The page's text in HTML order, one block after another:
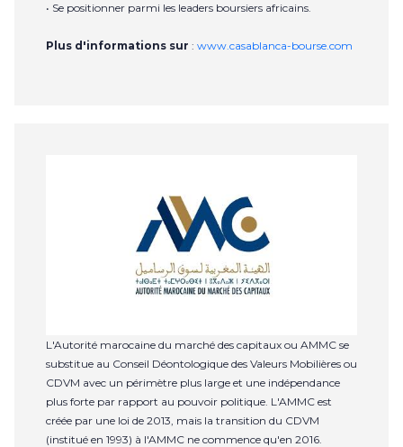
• Se positionner parmi les leaders boursiers africains.
Plus d'informations sur : www.casablanca-bourse.com
L'Autorité marocaine du marché des capitaux ou AMMC se
substitue au Conseil Déontologique des Valeurs Mobilières ou
CDVM avec un périmètre plus large et une indépendance
plus forte par rapport au pouvoir politique. L'AMMC est
créée par une loi de 2013, mais la transition du CDVM
(institué en 1993) à l'AMMC ne commence qu'en 2016.